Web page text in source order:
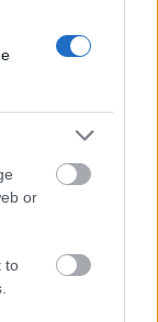
or
to
értelemben
merül fel az
ne
a
hogy elodázzák